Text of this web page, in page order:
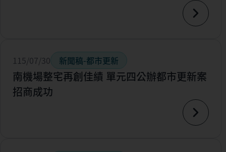
115/07/30 新聞稿-都市更新
南機場整宅再創佳績 單元四公辦都市更新案
招商成功